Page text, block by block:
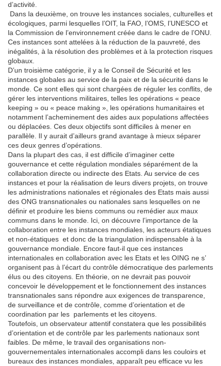
d’activité.
Dans la deuxième, on trouve les instances sociales, culturelles et
écologiques, parmi lesquelles l’OIT, la FAO, l’OMS, l’UNESCO et
la Commission de l’environnement créée dans le cadre de l’ONU.
Ces instances sont attelées à la réduction de la pauvreté, des
inégalités, à la résolution des problèmes et à la protection risques
globaux.
D’un troisième catégorie, il y a le Conseil de Sécurité et les
instances globales au service de la paix et de la sécurité dans le
monde. Ce sont elles qui sont chargées de réguler les conflits, de
gérer les interventions militaires, telles les opérations « peace
keeping » ou « peace making », les opérations humanitaires et
notamment l’acheminement des aides aux populations affectées
ou déplacées. Ces deux objectifs sont difficiles à mener en
parallèle. Il y aurait d’ailleurs grand avantage à mieux séparer
ces deux genres d’opérations.
Dans la plupart des cas, il est difficile d’imaginer cette
gouvernance et cette régulation mondiales séparément de la
collaboration directe ou indirecte des Etats. Au service de ces
instances et pour la réalisation de leurs divers projets, on trouve
les administrations nationales et régionales des Etats mais aussi
des ONG transnationales ou nationales sans lesquelles on ne
définir et produire les biens communs ou remédier aux maux
communs dans le monde. Ici, on découvre l’importance de la
collaboration entre les instances mondiales, les acteurs étatiques
et non-étatiques et donc de la triangulation indispensable à la
gouvernance mondiale. Encore faut-il que ces instances
internationales en collaboration avec les Etats et les OING ne s’
organisent pas à l’écart du contrôle démocratique des parlements
élus ou des citoyens. En théorie, on ne devrait pas pouvoir
concevoir le développement et le fonctionnement des instances
transnationales sans répondre aux exigences de transparence,
de surveillance et de contrôle, comme d’orientation et de
coordination par les parlements et les citoyens.
Toutefois, un observateur attentif constatera que les possibilités
d’orientation et de contrôle par les parlements nationaux sont
faibles. De même, le travail des organisations non-
gouvernementales internationales accompli dans les couloirs et
bureaux des instances mondiales, apparaît peu efficace vu les